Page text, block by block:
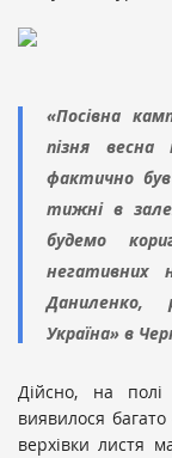
«Посівна
пізня весна
фактично
тижні в
будемо
негативних
Даниленко,
Україна» в
Дійсно, на
виявилося
верхівки листя